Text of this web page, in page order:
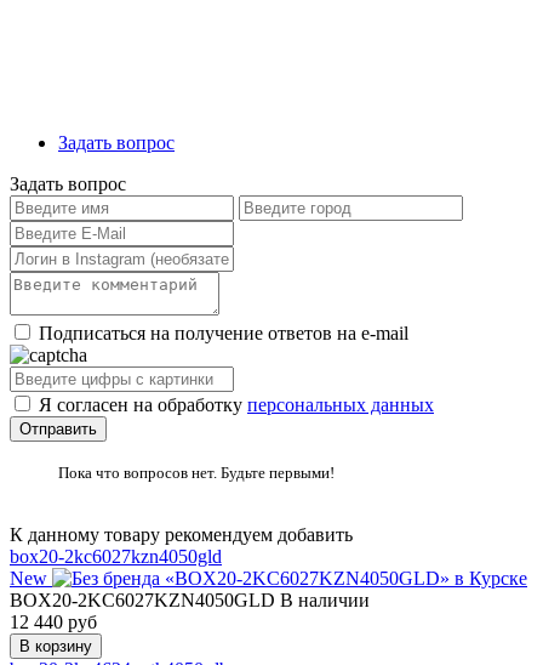
Задать вопрос
Задать вопрос
Подписаться на получение ответов на e-mail
Я согласен на обработку персональных данных
Пока что вопросов нет. Будьте первыми!
К данному товару рекомендуем добавить
box20-2kc6027kzn4050gld
New
BOX20-2KC6027KZN4050GLD В наличии
12 440 руб